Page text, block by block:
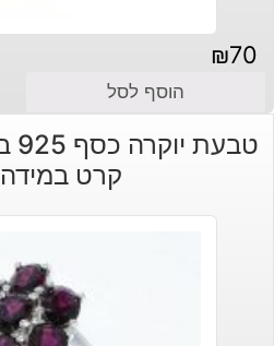
₪70
הוסף לסל
קרט במידה: